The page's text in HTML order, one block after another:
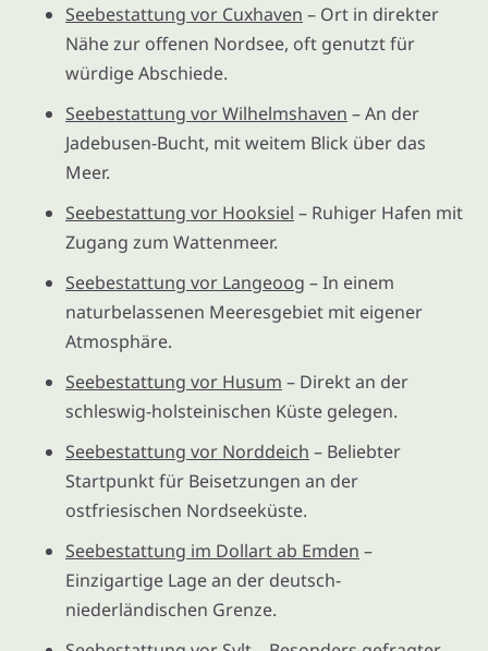
Seebestattung vor Cuxhaven – Ort in direkter
Nähe zur offenen Nordsee, oft genutzt für
würdige Abschiede.
Seebestattung vor Wilhelmshaven – An der
Jadebusen-Bucht, mit weitem Blick über das
Meer.
Seebestattung vor Hooksiel – Ruhiger Hafen mit
Zugang zum Wattenmeer.
Seebestattung vor Langeoog – In einem
naturbelassenen Meeresgebiet mit eigener
Atmosphäre.
Seebestattung vor Husum – Direkt an der
schleswig-holsteinischen Küste gelegen.
Seebestattung vor Norddeich – Beliebter
Startpunkt für Beisetzungen an der
ostfriesischen Nordseeküste.
Seebestattung im Dollart ab Emden –
Einzigartige Lage an der deutsch-
niederländischen Grenze.